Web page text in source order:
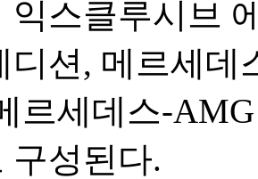
익스클루시브
디션, 메르세데
르세데스-
구성된다.